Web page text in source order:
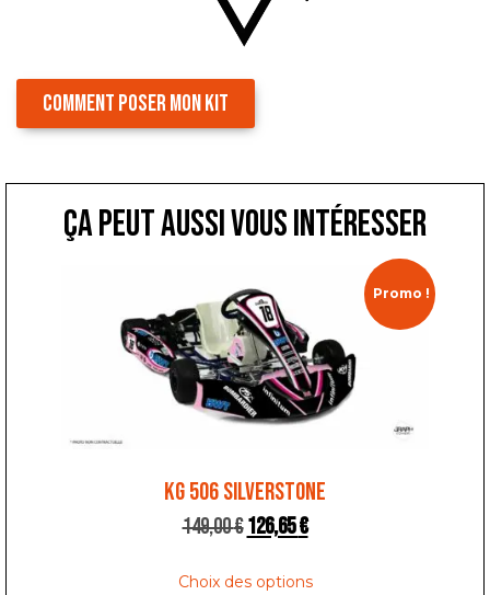
COMMENT POSER MON KIT
ça peut aussi vous intéresser
Promo !
KG 506 SILVERSTONE
149,00€126,65€
Choix des options